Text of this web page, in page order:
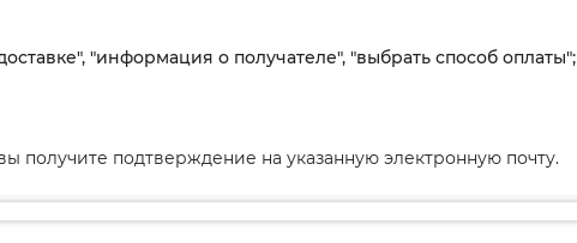
"информация о получателе", "выбрать способ оплаты";
получите подтверждение на указанную электронную почту.